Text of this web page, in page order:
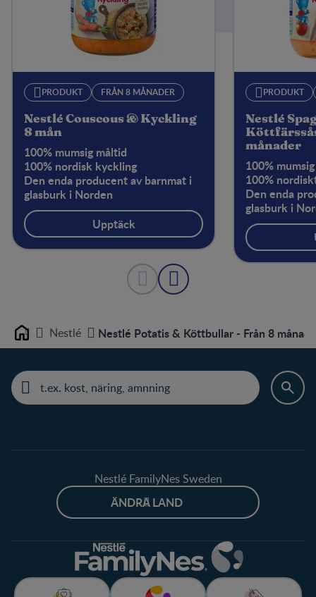
PRODUKT FRÅN 8 MÅNADER
Nestlé Couscous & Kyckling
8 mån
100% mumsig måltid
100% nordisk kyckling
Den enda producent av barnmat i
glasburk i Norden
Upptäck
PRODUKT
Nestlé
månader
100%
100%
Den enda
glasburk i
Home Nestlé Nestlé Potatis & Köttbullar - Från 8
Nestlé FamilyNes Sweden
ÄNDRA LAND